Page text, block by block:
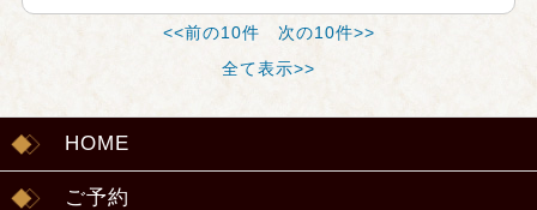
<<前の10件
次の10件>>
全て表示>>
HOME
ご予約